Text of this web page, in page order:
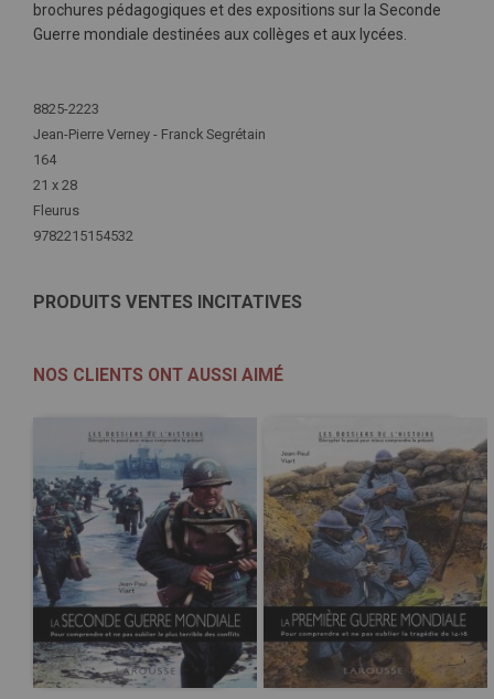
brochures pédagogiques et des expositions sur la Seconde
Guerre mondiale destinées aux collèges et aux lycées.
d'infos
8825-2223
Jean-Pierre Verney - Franck Segrétain
164
21 x 28
Fleurus
9782215154532
PRODUITS VENTES INCITATIVES
NOS CLIENTS ONT AUSSI AIMÉ